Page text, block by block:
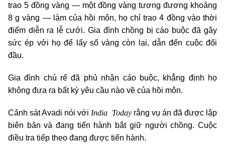
trao 5 đồng vàng — một đồng vàng tương đương khoảng
8 g vàng — làm của hồi môn, họ chỉ trao 4 đồng vào thời
điểm diễn ra lễ cưới. Gia đình chồng bị cáo buộc đã gây
sức ép với họ để lấy số vàng còn lại, dẫn đến cuộc đối
đầu.
Gia đình chú rể đã phủ nhận cáo buộc, khẳng định họ
không đưa ra bất kỳ yêu cầu nào về của hồi môn.
Cảnh sát Avadi nói với India Todayrằng vụ án đã được lập
biên bản và đang tiến hành bắt giữ người chồng. Cuộc
điều tra tiếp theo đang được tiến hành.